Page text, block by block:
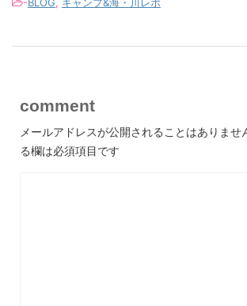
-BLOG, キャンプ&海・川レポ
comment
メールアドレスが公開されることはありませ
る欄は必須項目です